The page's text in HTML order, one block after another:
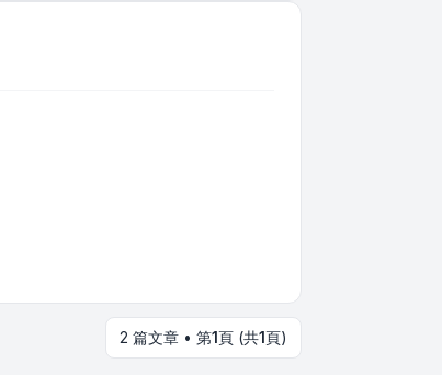
2 篇文章 • 第1頁 (共1頁)